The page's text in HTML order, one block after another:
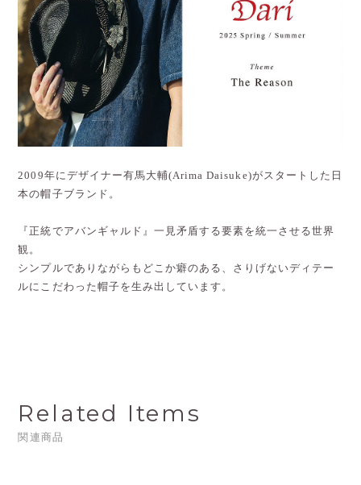
2009年にデザイナー有馬大輔(Arima Daisuke)がスタートした日
本の帽子ブランド。
『正統でアバンギャルド』一見矛盾する要素を統一させる世界
観。
シンプルでありながらもどこか癖のある、さりげないディテー
ルにこだわった帽子を生み出しています。
Related Items
関連商品